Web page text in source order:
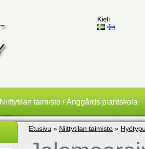
Kieli
Niittytilan taimisto / Änggårds plantskola
Etusivu » Niittytilan taimisto »